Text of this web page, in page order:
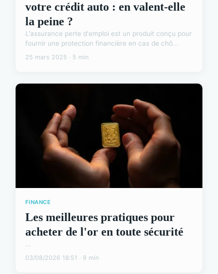
votre crédit auto : en valent-elle
la peine ?
L'assurance perte d'emploi est un produit conçu pour
fournir une protection financière en cas de chô...
25 mars 2025 · 5 min
FINANCE
Les meilleures pratiques pour
acheter de l'or en toute sécurité
...
03/08/2026 18:51 · 9 min